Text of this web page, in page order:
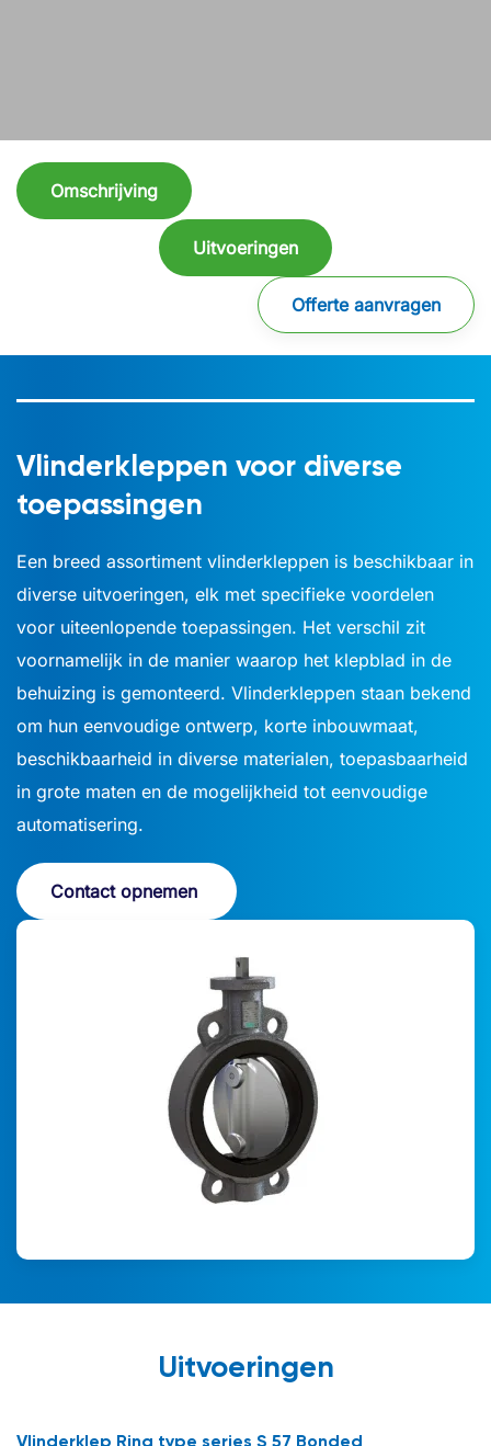
Omschrijving
Uitvoeringen
Offerte aanvragen
Vlinderkleppen voor diverse
toepassingen
Een breed assortiment vlinderkleppen is beschikbaar in
diverse uitvoeringen, elk met specifieke voordelen
voor uiteenlopende toepassingen. Het verschil zit
voornamelijk in de manier waarop het klepblad in de
behuizing is gemonteerd. Vlinderkleppen staan bekend
om hun eenvoudige ontwerp, korte inbouwmaat,
beschikbaarheid in diverse materialen, toepasbaarheid
in grote maten en de mogelijkheid tot eenvoudige
automatisering.
Contact opnemen
Uitvoeringen
Vlinderklep Ring type series S 57 Bonded